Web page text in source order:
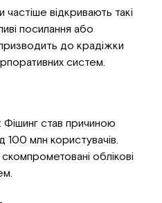
відкривають такі
посилання або
до крадіжки
систем.
став причиною
100 млн користувачів.
облікові